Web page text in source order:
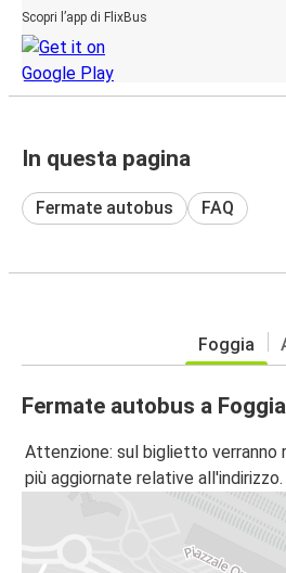
Scopri l’app di FlixBus
In questa pagina
Fermate autobus FAQ
Foggia
Fermate autobus a Foggia
Attenzione: sul biglietto verranno
più aggiornate relative all'indirizzo.